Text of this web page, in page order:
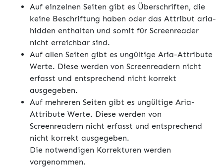
Auf einzelnen Seiten gibt es Überschriften, die
keine Beschriftung haben oder das Attribut aria-
hidden enthalten und somit für Screenreader
nicht erreichbar sind.
Auf allen Seiten gibt es ungültige Aria-Attribute
Werte. Diese werden von Screenreadern nicht
erfasst und entsprechend nicht korrekt
ausgegeben.
Auf mehreren Seiten gibt es ungültige Aria-
Attribute Werte. Diese werden von
Screenreadern nicht erfasst und entsprechend
nicht korrekt ausgegeben.
Die notwendigen Korrekturen werden
vorgenommen.